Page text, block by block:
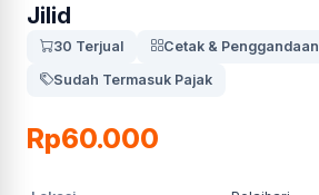
Jilid
30 Terjual
Cetak & Penggandaan
Sudah Termasuk Pajak
Rp60.000